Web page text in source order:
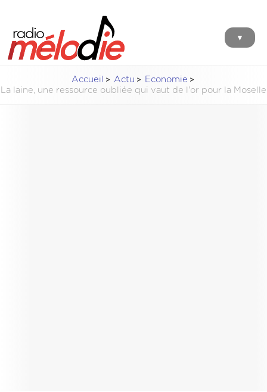
▼
Accueil Actu
Economie
La laine, une ressource oubliée qui vaut de l'or pour la Moselle